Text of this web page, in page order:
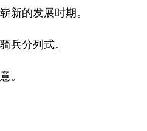
新的发展时期。
兵分列式。
。